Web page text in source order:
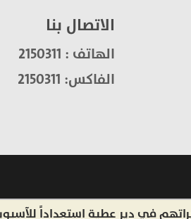
الاتصال بنا
الهاتف : 2150311
الفاكس: 2150311
دير عطية استعداداً للآسيوية